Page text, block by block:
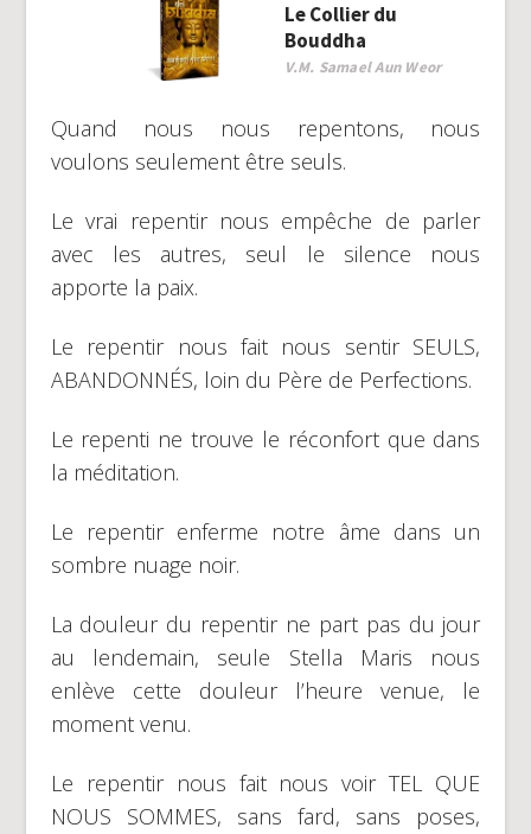
Le Collier du
Bouddha
V.M. Samael Aun Weor
Quand nous nous repentons, nous
voulons seulement être seuls.
Le vrai repentir nous empêche de parler
avec les autres, seul le silence nous
apporte la paix.
Le repentir nous fait nous sentir SEULS,
ABANDONNÉS, loin du Père de Perfections.
Le repenti ne trouve le réconfort que dans
la méditation.
Le repentir enferme notre âme dans un
sombre nuage noir.
La douleur du repentir ne part pas du jour
au lendemain, seule Stella Maris nous
enlève cette douleur l’heure venue, le
moment venu.
Le repentir nous fait nous voir TEL QUE
NOUS SOMMES, sans fard, sans poses,